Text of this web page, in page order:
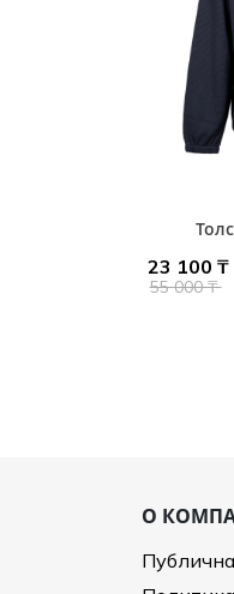
23 100 ₸
55 000 ₸
О